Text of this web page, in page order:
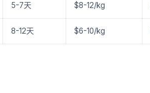
5-7天 $8-12/kg
8-12天 $6-10/kg